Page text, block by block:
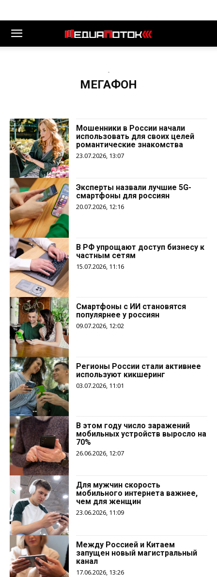
-
МЕГАФОН
Мошенники в России начали
использовать для своих целей
романтические знакомства
23.07.2026, 13:07
Эксперты назвали лучшие 5G-
смартфоны для россиян
20.07.2026, 12:16
В РФ упрощают доступ бизнесу к
частным сетям
15.07.2026, 11:16
Смартфоны с ИИ становятся
популярнее у россиян
09.07.2026, 12:02
Регионы России стали активнее
используют кикшеринг
03.07.2026, 11:01
В этом году число заражений
мобильных устройств выросло на
70%
26.06.2026, 12:07
Для мужчин скорость
мобильного интернета важнее,
чем для женщин
23.06.2026, 11:09
Между Россией и Китаем
запущен новый магистральный
канал
17.06.2026, 13:26